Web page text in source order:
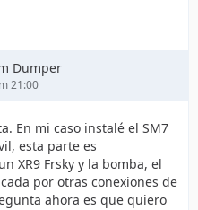
Dumper
21:00
En mi caso instalé el SM7
esta parte es
XR9 Frsky y la bomba, el
por otras conexiones de
ahora es que quiero